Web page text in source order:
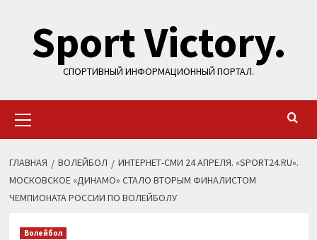
содержимому
Sport Victory.
СПОРТИВНЫЙ ИНФОРМАЦИОННЫЙ ПОРТАЛ.
меню
ГЛАВНАЯ ВОЛЕЙБОЛ
ИНТЕРНЕТ-СМИ 24 АПРЕЛЯ. «SPORT24.RU».
МОСКОВСКОЕ «ДИНАМО» СТАЛО ВТОРЫМ ФИНАЛИСТОМ
ЧЕМПИОНАТА РОССИИ ПО ВОЛЕЙБОЛУ
Волейбол